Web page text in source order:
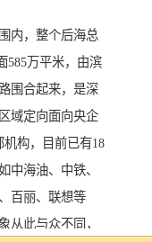
内，整个后海总
585万平米，由滨
围合起来，是深
域定向面向央企
机构，目前已有18
中海油、中铁、
百丽、联想等
从此与众不同，